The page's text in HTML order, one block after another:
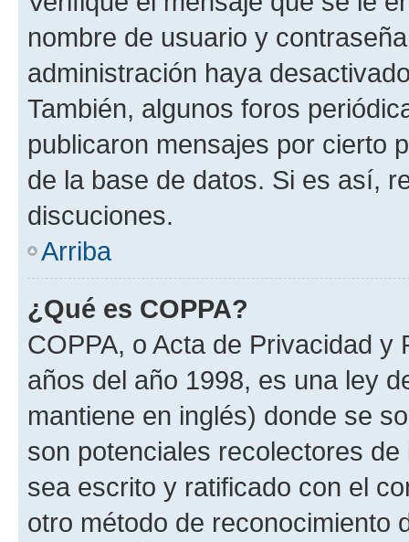
nombre de usuario y
administración haya
También, algunos foros
publicaron mensajes por cierto
de la base de datos. Si es así,
discuciones.
Arriba
¿Qué es COPPA?
COPPA, o Acta de Privacidad
años del año 1998, es una ley
mantiene en inglés) donde se
son potenciales recolectores
sea escrito y ratificado con el
otro método de reconocimiento